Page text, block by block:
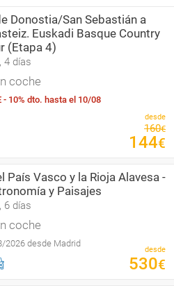
Donostia/San Sebastián a
Euskadi Basque Country
(Etapa 4)
4 días
coche
- 10% dto. hasta el 10/08
desde
160€
144€
País Vasco y la Rioja Alavesa -
y Paisajes
6 días
coche
2026 desde Madrid
desde
530€